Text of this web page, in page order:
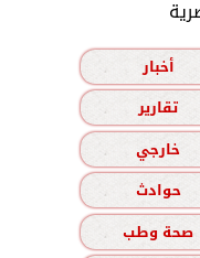
أخبار
تقارير
خارجي
حوادث
صحة وطب